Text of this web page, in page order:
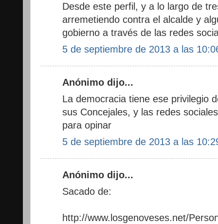
Desde este perfil, y a lo largo de
arremetiendo contra el alcalde y
gobierno a través de las redes
5 de septiembre de 2013 a las
Anónimo dijo...
La democracia tiene ese privilegio
sus Concejales, y las redes
para opinar
5 de septiembre de 2013 a las
Anónimo dijo...
Sacado de:
http://www.losgenoveses.net/